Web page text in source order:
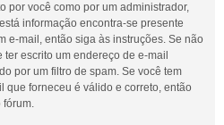
por você como por um administrador,
informação encontra-se presente
e-mail, então siga às instruções. Se não
escrito um endereço de e-mail
por um filtro de spam. Se você tem
que forneceu é válido e correto, então
fórum.